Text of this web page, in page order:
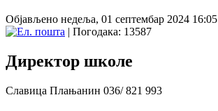
Објављено недеља, 01 септембар 2024 16:05
| Погодака: 13587
Директор школе
Славица Плањанин 036/ 821 993